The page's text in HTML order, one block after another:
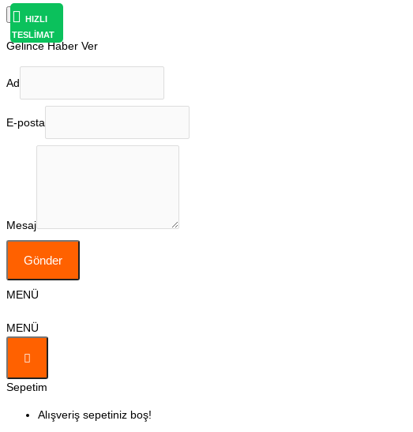
×
Gelince Haber Ver
Ad
E-posta
Mesaj
Gönder
MENÜ
MENÜ
Sepetim
Alışveriş sepetiniz boş!
HIZLI
TESLİMAT